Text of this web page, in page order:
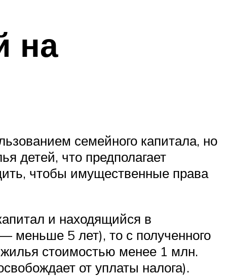
на
семейного капитала, но
детей, что предполагает
чтобы имущественные права
и находящийся в
меньше 5 лет), то с полученного
стоимостью менее 1 млн.
от уплаты налога).